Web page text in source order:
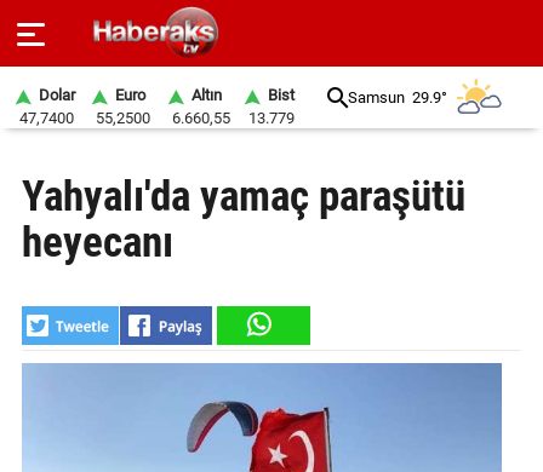
SPOR
YAŞAM
EKONOMİ
BELEDİYELER
Dolar
47,7400
Euro
55,2500
Altın
6.660,55
Bist
13.779
Samsun 29.9°
Yahyalı'da yamaç paraşütü
heyecanı